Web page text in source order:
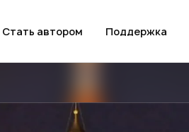
Стать автором Поддержка